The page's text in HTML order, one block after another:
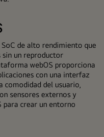
de alto rendimiento que
un reproductor
webOS proporciona
con una interfaz
comodidad del usuario,
sensores externos y
para crear un entorno